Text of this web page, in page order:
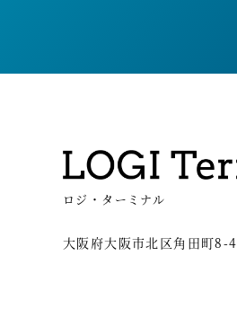
ロジ・ターミナル
大阪府大阪市北区角田町8-